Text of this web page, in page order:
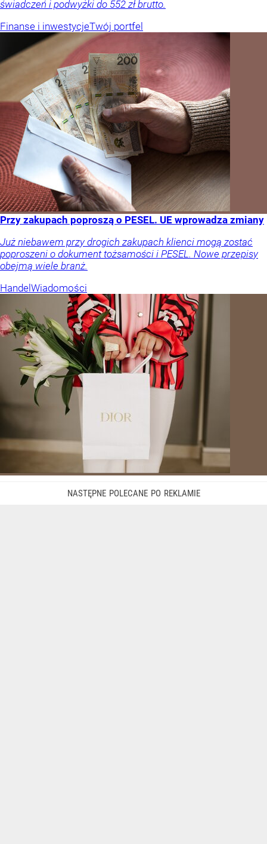
świadczeń i podwyżki do 552 zł brutto.
Finanse i inwestycjeTwój portfel
Przy zakupach poproszą o PESEL. UE wprowadza zmiany
Już niebawem przy drogich zakupach klienci mogą zostać
poproszeni o dokument tożsamości i PESEL. Nowe przepisy
obejmą wiele branż.
Handel Wiadomości